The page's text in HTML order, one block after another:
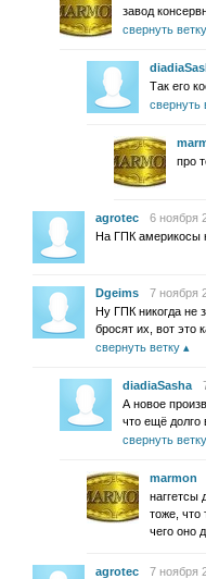
завод
свернуть ветку
Так его
свернуть
про
agrotec
6 ноября
На ГПК америкосы
Dgeims
7 ноября
Ну ГПК никогда не
бросят их, вот это
свернуть ветку
diadiaSasha
А новое
что ещё долго
свернуть ветку
marmon
наггетсы
тоже, что
чего оно
agrotec
7 ноября